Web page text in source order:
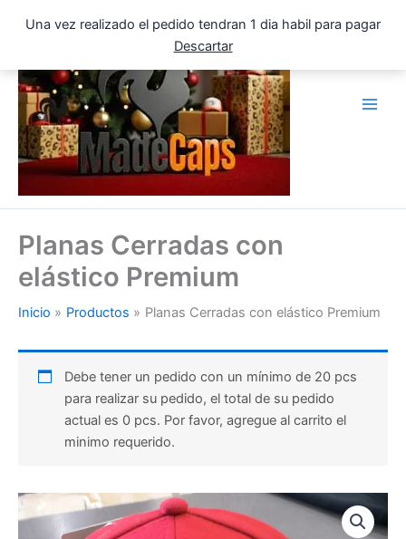
Una vez realizado el pedido tendran 1 dia habil para pagar
Descartar
Planas Cerradas con
elástico Premium
Inicio Productos Planas Cerradas con elástico Premium
Debe tener un pedido con un mínimo de 20 pcs
para realizar su pedido, el total de su pedido
actual es 0 pcs. Por favor, agregue al carrito el
minimo requerido.